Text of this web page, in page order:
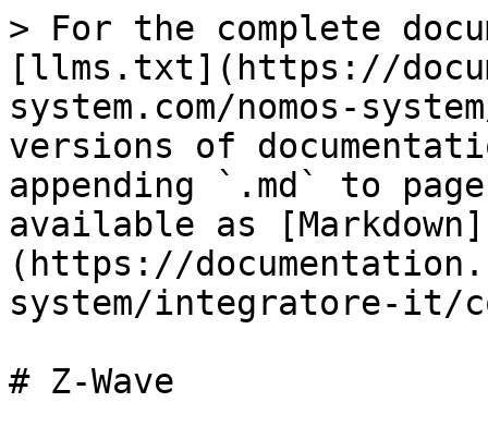
> For the complete
[llms.txt](https://
system.com/nomos-
versions of
appending `.md` to
available as [Markdown]
(https://
system/integratore-it/
# Z-Wave